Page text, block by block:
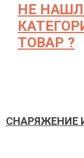
НЕ
ТОВАР ?
СНАРЯЖЕНИЕ